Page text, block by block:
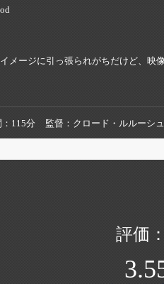
メージに引っ張られがちだけど、映
115分 監督 クロード・ルルーシュ